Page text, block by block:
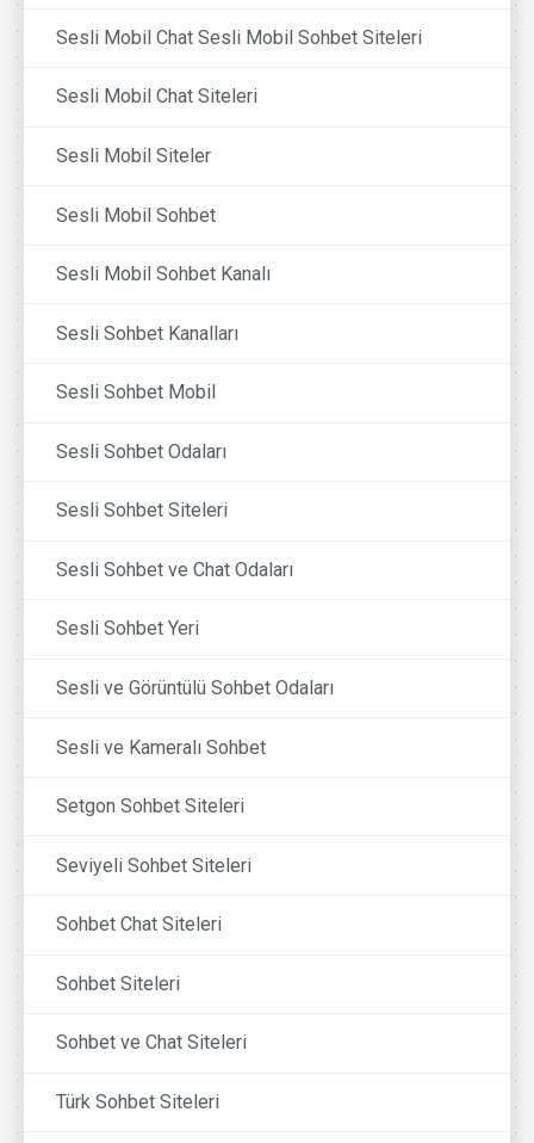
Sesli Mobil Chat Sesli Mobil Sohbet Siteleri
Sesli Mobil Chat Siteleri
Sesli Mobil Siteler
Sesli Mobil Sohbet
Sesli Mobil Sohbet Kanalı
Sesli Sohbet Kanalları
Sesli Sohbet Mobil
Sesli Sohbet Odaları
Sesli Sohbet Siteleri
Sesli Sohbet ve Chat Odaları
Sesli Sohbet Yeri
Sesli ve Görüntülü Sohbet Odaları
Sesli ve Kameralı Sohbet
Setgon Sohbet Siteleri
Seviyeli Sohbet Siteleri
Sohbet Chat Siteleri
Sohbet Siteleri
Sohbet ve Chat Siteleri
Türk Sohbet Siteleri